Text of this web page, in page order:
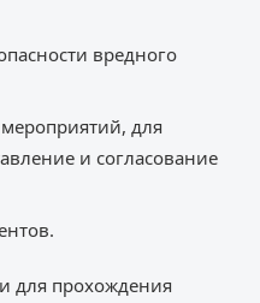
вредного
для
и согласование
для прохождения